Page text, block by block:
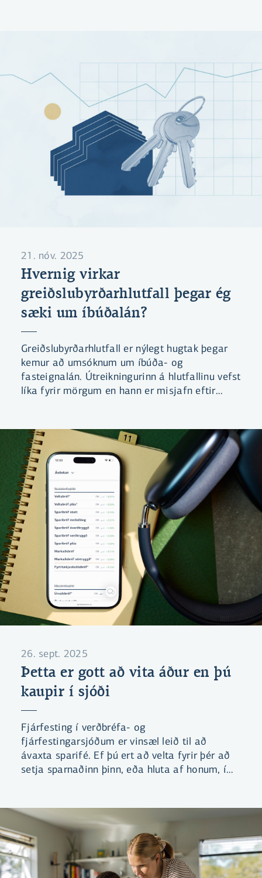
21. nóv. 2025
Hvernig virkar
greiðslubyrðarhlutfall þegar ég
sæki um íbúðalán?
Greiðslubyrðarhlutfall er nýlegt hugtak þegar
kemur að umsóknum um íbúða- og
fasteignalán. Útreikningurinn á hlutfallinu vefst
líka fyrir mörgum en hann er misjafn eftir
26. sept. 2025
Þetta er gott að vita áður en þú
kaupir í sjóði
Fjárfesting í verðbréfa- og
fjárfestingarsjóðum er vinsæl leið til að
ávaxta sparifé. Ef þú ert að velta fyrir þér að
setja sparnaðinn þinn, eða hluta af honum, í